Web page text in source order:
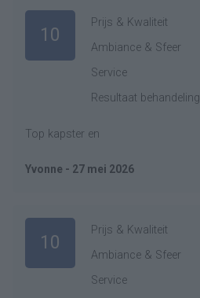
10
Prijs & Kwaliteit
Ambiance & Sfeer
Service
Resultaat behandeling
Top kapster en
Yvonne - 27 mei 2026
10
Prijs & Kwaliteit
Ambiance & Sfeer
Service